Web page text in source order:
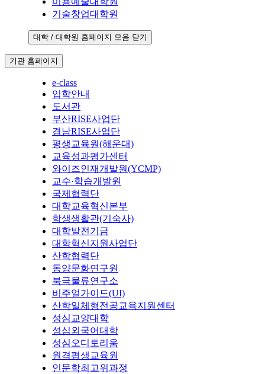
기술창업대학원
대학 / 대학원 홈페이지 모음 닫기
기관 홈페이지
e-class
입학안내
도서관
부산RISE사업단
경남RISE사업단
평생교육원(해운대)
교육성과평가센터
와이즈인재개발원(YCMP)
교수·학습개발원
국제협력단
대학교육혁신본부
학생생활관(기숙사)
대학발전기금
대학혁신지원사업단
산학협력단
동양문화연구원
북극물류연구소
비주얼가이드(UI)
산학일체형전공교육지원센터
성심교양대학
성심외국어대학
성심오디토리움
원격평생교육원
인문학최고위과정